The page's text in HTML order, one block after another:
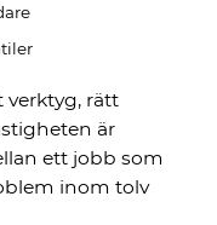
verktyg, rätt
är
ett jobb som
inom tolv